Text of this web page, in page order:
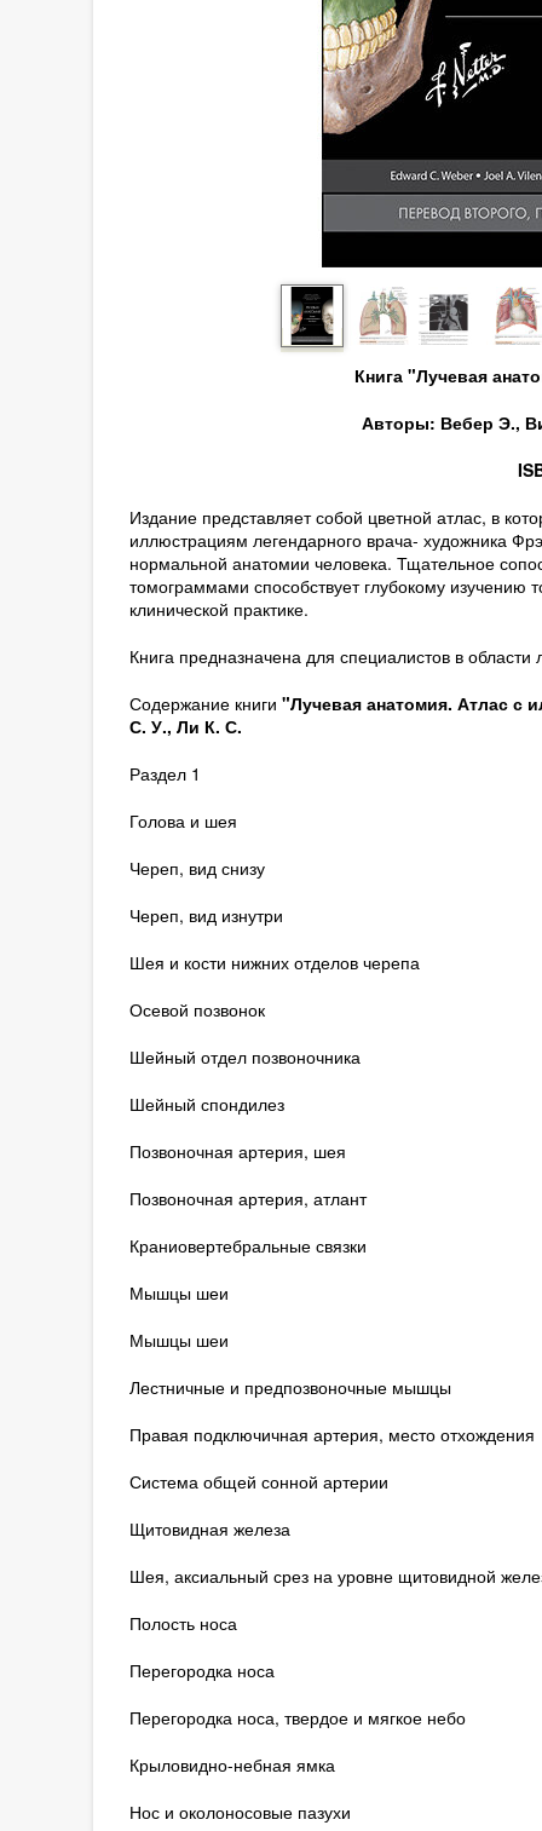
Книга "Лучевая
Авторы: Вебер Э.,
Издание представляет собой цветной атлас, в
иллюстрациям легендарного врача- художника
нормальной анатомии человека. Тщательное
томограммами способствует глубокому изучению
клинической практике.
Книга предназначена для специалистов в области
Содержание книги "Лучевая анатомия. Атлас с
С. У., Ли К. С.
Раздел 1
Голова и шея
Череп, вид снизу
Череп, вид изнутри
Шея и кости нижних отделов черепа
Осевой позвонок
Шейный отдел позвоночника
Шейный спондилез
Позвоночная артерия, шея
Позвоночная артерия, атлант
Краниовертебральные связки
Мышцы шеи
Мышцы шеи
Лестничные и предпозвоночные мышцы
Правая подключичная артерия, место отхождения
Система общей сонной артерии
Щитовидная железа
Шея, аксиальный срез на уровне щитовидной
Полость носа
Перегородка носа
Перегородка носа, твердое и мягкое небо
Крыловидно-небная ямка
Нос и околоносовые пазухи